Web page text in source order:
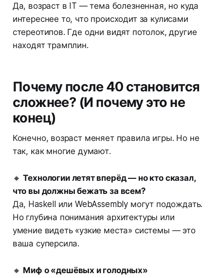
Да, возраст в IT — тема болезненная, но куда
интереснее то, что происходит за кулисами
стереотипов. Где одни видят потолок, другие
находят трамплин.
Почему после 40 становится
сложнее? (И почему это не
конец)
Конечно, возраст меняет правила игры. Но не
так, как многие думают.
🔸Технологии летят вперёд — но кто сказал,
что вы должны бежать за всем?
Да, Haskell или WebAssembly могут подождать.
Но глубина понимания архитектуры или
умение видеть «узкие места» системы — это
ваша суперсила.
🔸 Миф о «дешёвых и голодных»